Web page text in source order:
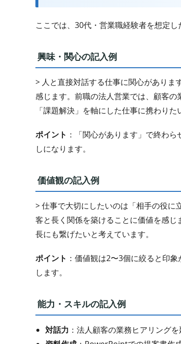
ここでは、30代・営業職経験者を想定
興味・関心の記入例
> 人と直接対話する仕事に関心がありま
感じます。前職の法人営業では、顧客
「課題解決」を軸にした仕事に携わりた
ポイント ：「関心があります」で終わら
しになります。
価値観の記入例
> 仕事で大切にしたいのは「相手の役
客と長く関係を築けることに価値を感
長にも繋げたいと考えています。
ポイント ：価値観は2〜3個に絞ると印
します。
能力・スキルの記入例
対話力 ：法人顧客の業務ヒアリングを